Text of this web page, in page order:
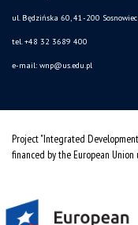
ul. Będzińska 60, 41-200 Sosnowiec
tel. +48 32 3689 400
e-mail: wnp@us.edu.pl
Project "Integrated
financed by the European